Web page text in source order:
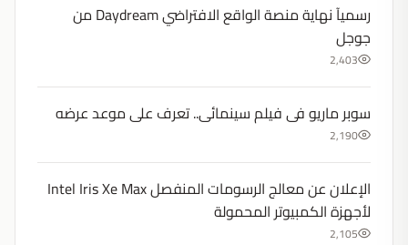
رسميآ نهاية منصة الواقع الافتراضي Daydream من
جوجل
2,403
سوبر ماريو فى فيلم سينمائى.. تعرف على موعد عرضه
2,190
الإعلان عن معالج الرسومات المنفصل Intel Iris Xe Max
لأجهزة الكمبيوتر المحمولة
2,105